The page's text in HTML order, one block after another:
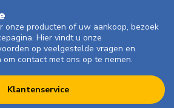
onze producten of uw aankoop, bezoek
Hier vindt u onze
op veelgestelde vragen en
contact met ons op te nemen.
Klantenservice